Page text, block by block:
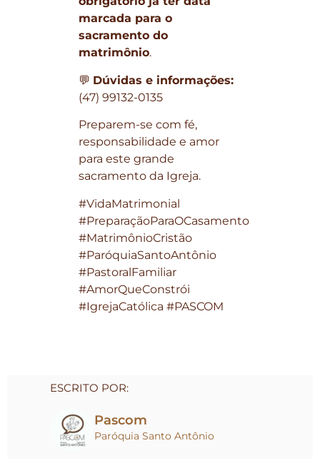
marcada para o
sacramento do
matrimônio.
💬 Dúvidas e informações:
(47) 99132-0135
Preparem-se com fé,
responsabilidade e amor
para este grande
sacramento da Igreja.
#VidaMatrimonial
#PreparaçãoParaOCasamento
#MatrimônioCristão
#ParóquiaSantoAntônio
#PastoralFamiliar
#AmorQueConstrói
#IgrejaCatólica #PASCOM
ESCRITO POR:
Pascom
Paróquia Santo Antônio